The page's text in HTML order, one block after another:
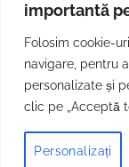
importantă
Folosim cookie-
navigare, pentru
personalizate și
clic pe „Acceptă
Personalizați